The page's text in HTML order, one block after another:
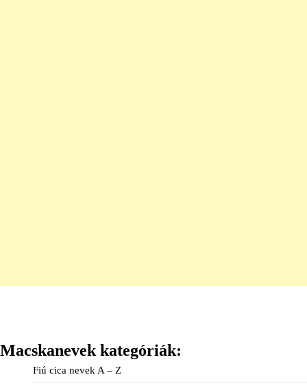
Macskanevek kategóriák:
Fiú cica nevek A – Z